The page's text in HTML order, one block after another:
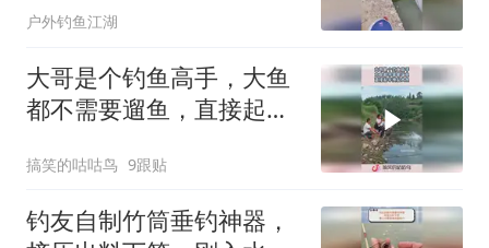
户外钓鱼江湖
大哥是个钓鱼高手，大鱼
都不需要遛鱼，直接起竿
搞笑的咕咕鸟 9跟贴
钓友自制竹筒垂钓神器，